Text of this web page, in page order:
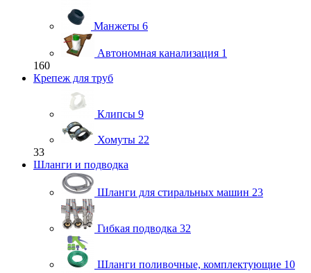
Манжеты 6
Автономная канализация 1
160
Крепеж для труб
Клипсы 9
Хомуты 22
33
Шланги и подводка
Шланги для стиральных машин 23
Гибкая подводка 32
Шланги поливочные, комплектующие 10